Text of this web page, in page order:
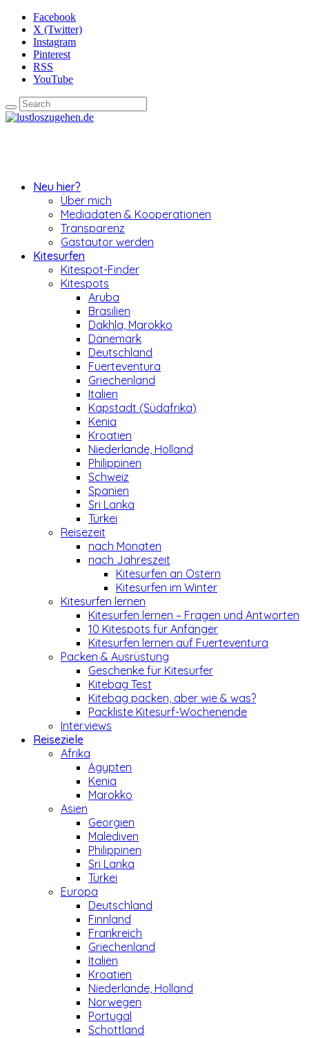
Facebook
X (Twitter)
Instagram
Pinterest
RSS
YouTube
Neu hier?
Über mich
Mediadaten & Kooperationen
Transparenz
Gastautor werden
Kitesurfen
Kitespot-Finder
Kitespots
Aruba
Brasilien
Dakhla, Marokko
Dänemark
Deutschland
Fuerteventura
Griechenland
Italien
Kapstadt (Südafrika)
Kenia
Kroatien
Niederlande, Holland
Philippinen
Schweiz
Spanien
Sri Lanka
Türkei
Reisezeit
nach Monaten
nach Jahreszeit
Kitesurfen an Ostern
Kitesurfen im Winter
Kitesurfen lernen
Kitesurfen lernen – Fragen und Antworten
10 Kitespots für Anfänger
Kitesurfen lernen auf Fuerteventura
Packen & Ausrüstung
Geschenke für Kitesurfer
Kitebag Test
Kitebag packen, aber wie & was?
Packliste Kitesurf-Wochenende
Interviews
Reiseziele
Afrika
Ägypten
Kenia
Marokko
Asien
Georgien
Malediven
Philippinen
Sri Lanka
Türkei
Europa
Deutschland
Finnland
Frankreich
Griechenland
Italien
Kroatien
Niederlande, Holland
Norwegen
Portugal
Schottland